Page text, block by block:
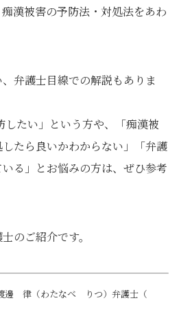
漢被害の予防法・対処法をあわ
弁護士目線での解説もありま
たい」という方や、「痴漢被
たら良いかわからない」「弁護
る」とお悩みの方は、ぜひ参考
のご紹介です。
邊 律（わたなべ りつ）弁護士（